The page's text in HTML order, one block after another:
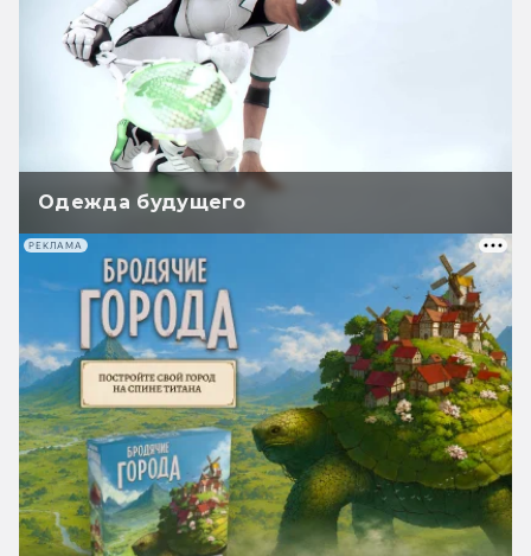
Одежда будущего
РЕКЛАМА